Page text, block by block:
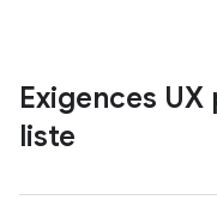
Exigences
liste